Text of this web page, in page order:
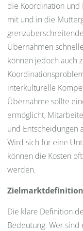
die Koordination und
mit und in die
Übernahmen
können jedoch auch
interkulturelle
Übernahme sollte
ermöglicht,
und Entscheidungen
Wird sich für eine
können die Kosten
werden.
Die klare Definition
Bedeutung. Wer sind